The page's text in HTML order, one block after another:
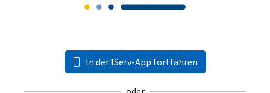
In der IServ-App fortfahren